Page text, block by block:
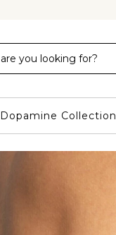
Dopamine Collection